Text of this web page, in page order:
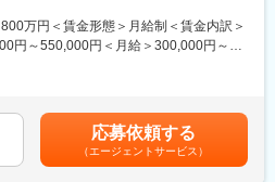
る業務
設
し。従業員は子育て世代が多く、お子様
万円＜賃金形態＞月給制＜賃金内訳＞
円～550,000円＜月給＞300,000円～
があります。月給(月額)は固定手当を含め
応募依頼する
（エージェントサービス）